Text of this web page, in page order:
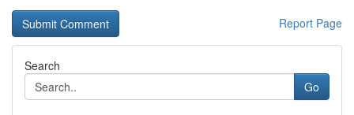
Report Page
Search
Go